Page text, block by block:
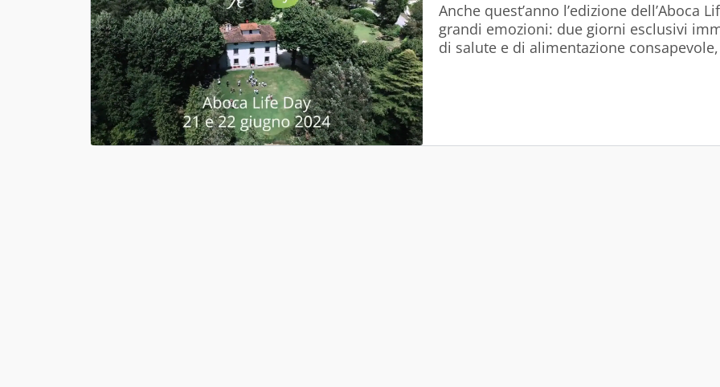
Anche quest’anno l’edizione dell’Aboca
grandi emozioni: due giorni esclusivi
di salute e di alimentazione
movimento. Un incontro per
community il profondo legame tra il